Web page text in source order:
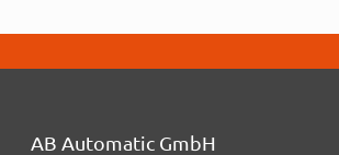
AB Automatic GmbH